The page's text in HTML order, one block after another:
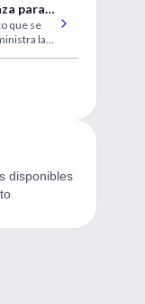
la
para
que se
la
disponibles